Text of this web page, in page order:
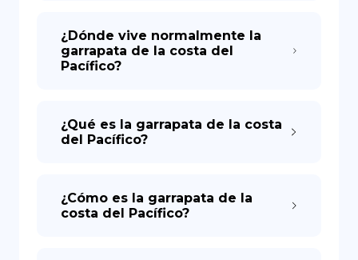
¿Dónde vive normalmente la
garrapata de la costa del
Pacífico?
¿Qué es la garrapata de la costa
del Pacífico?
¿Cómo es la garrapata de la
costa del Pacífico?